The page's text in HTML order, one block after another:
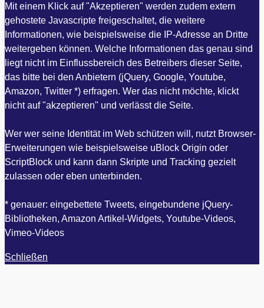
Mit einem Klick auf "Akzeptieren" werden zudem extern
gehostete Javascripte freigeschaltet, die weitere
Informationen, wie beispielsweise die IP-Adresse an Dritte
weitergeben können. Welche Informationen das genau sind
liegt nicht im Einflussbereich des Betreibers dieser Seite,
das bitte bei den Anbietern (jQuery, Google, Youtube,
Amazon, Twitter *) erfragen. Wer das nicht möchte, klickt
nicht auf "akzeptieren" und verlässt die Seite.
Wer wer seine Identität im Web schützen will, nutzt Browser-
Erweiterungen wie beispielsweise uBlock Origin oder
ScriptBlock und kann dann Skripte und Tracking gezielt
zulassen oder eben unterbinden.
* genauer: eingebettete Tweets, eingebundene jQuery-
Bibliotheken, Amazon Artikel-Widgets, Youtube-Videos,
Vimeo-Videos
Schließen